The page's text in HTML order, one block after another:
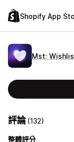
Shopify App
Mst:
評論(132)
整體評分